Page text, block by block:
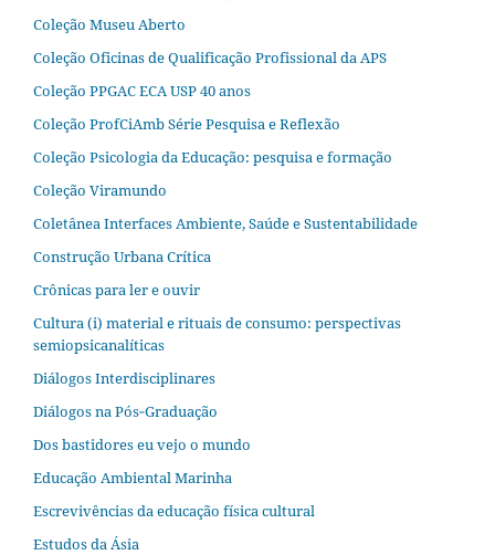
Coleção Museu Aberto
Coleção Oficinas de Qualificação Profissional da APS
Coleção PPGAC ECA USP 40 anos
Coleção ProfCiAmb Série Pesquisa e Reflexão
Coleção Psicologia da Educação: pesquisa e formação
Coleção Viramundo
Coletânea Interfaces Ambiente, Saúde e Sustentabilidade
Construção Urbana Crítica
Crônicas para ler e ouvir
Cultura (i) material e rituais de consumo: perspectivas
semiopsicanalíticas
Diálogos Interdisciplinares
Diálogos na Pós‐Graduação
Dos bastidores eu vejo o mundo
Educação Ambiental Marinha
Escrevivências da educação física cultural
Estudos da Ásia​